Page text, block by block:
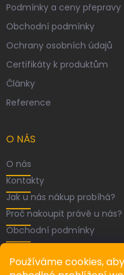
Používáme cookies,
Podmínky a ceny přepravy
Obchodní podmínky
Ochrany osobních údajů
Certifikáty k produktům
Články
Reference
O NÁS
O nás
Kontakty
Jak u nás nákup probíhá?
Proč nakoupit právě u nás?
Obchodní podmínky
FACEBOOK